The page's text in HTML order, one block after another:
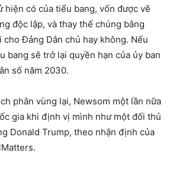
hiện có của tiểu bang, vốn được vẽ
độc lập, và thay thế chúng bằng
cho Đảng Dân chủ hay không. Nếu
bang sẽ trở lại quyền hạn của ủy ban
số năm 2030.
phân vùng lại, Newsom một lần nữa
gia khi định vị mình như một đối thủ
Donald Trump, theo nhận định của